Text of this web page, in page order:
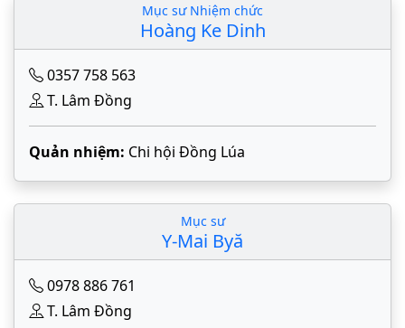
Mục sư Nhiệm chức
Hoàng Ke Dinh
0357 758 563
T. Lâm Đồng
Quản nhiệm: Chi hội Đồng Lúa
Mục sư
Y-Mai Byă
0978 886 761
T. Lâm Đồng